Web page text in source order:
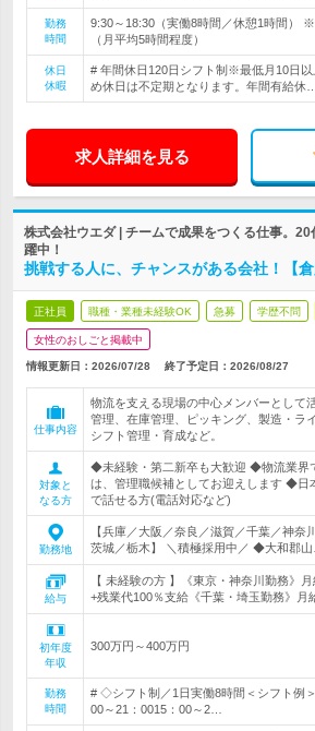
勤務
時間
9:30～18:30（実働8時間／休憩1時間）
（月平均5時間程度）
休日
休暇
# 年間休日120日シフト制※最低月10日
め休日は不定期となります。年間有給休…
求人詳細を見る
株式会社ウエダ | チームで成果をつくる仕事。
躍中！
挑戦する人に、チャンスがある会社！【
正社員 職種・業種未経験OK 急募 学歴不問
女性のおしごと掲載中
情報更新日：2026/07/28 終了予定日： 2026/08/27
仕事内容
物流を支える現場の中心メンバーとして
管理、在庫管理、ピッキング、製造・ラ
シフト管理・育成など。
対象と
なる方
◆未経験・第二新卒も大歓迎 ◆物流業界
は、管理職候補としてお迎えします ◆日
で話せる方(電話対応など)
勤務地
【兵庫／大阪／奈良／滋賀／千葉／神奈
茨城／栃木】 ＼積極採用中／ ◆大和郡山
給与
【 未経験の方 】《東京・神奈川勤務》
+残業代100％支給《千葉・埼玉勤務》月
初年度
年収
300万円～400万円
勤務
時間
# ◇シフト制／1日実働8時間＜シフト例
00～21：0015：00～2…